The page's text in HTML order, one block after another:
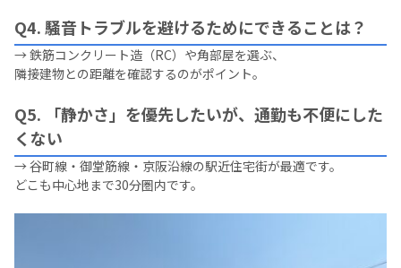
Q4. 騒音トラブルを避けるためにできることは？
→ 鉄筋コンクリート造（RC）や角部屋を選ぶ、
隣接建物との距離を確認するのがポイント。
Q5. 「静かさ」を優先したいが、通勤も不便にした
くない
→ 谷町線・御堂筋線・京阪沿線の駅近住宅街が最適です。
どこも中心地まで30分圏内です。